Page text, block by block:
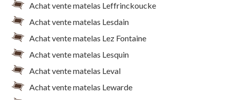
Achat vente matelas Leffrinckoucke
Achat vente matelas Lesdain
Achat vente matelas Lez Fontaine
Achat vente matelas Lesquin
Achat vente matelas Leval
Achat vente matelas Lewarde